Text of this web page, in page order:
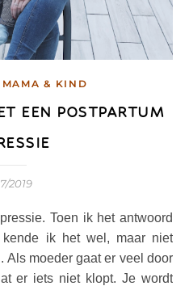
MAMA & KIND
EEN POSTPARTUM
2019
Toen ik het antwoord
ik het wel, maar niet
Als moeder gaat er veel door
er iets niet klopt. Je wordt